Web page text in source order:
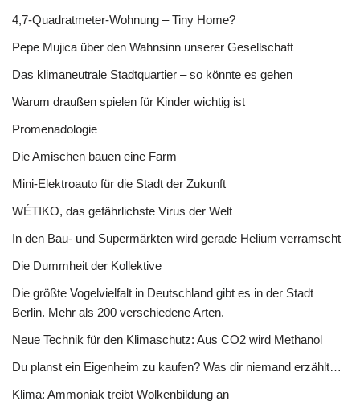
4,7-Quadratmeter-Wohnung – Tiny Home?
Pepe Mujica über den Wahnsinn unserer Gesellschaft
Das klimaneutrale Stadtquartier – so könnte es gehen
Warum draußen spielen für Kinder wichtig ist
Promenadologie
Die Amischen bauen eine Farm
Mini-Elektroauto für die Stadt der Zukunft
WÉTIKO, das gefährlichste Virus der Welt
In den Bau- und Supermärkten wird gerade Helium verramscht
Die Dummheit der Kollektive
Die größte Vogelvielfalt in Deutschland gibt es in der Stadt
Berlin. Mehr als 200 verschiedene Arten.
Neue Technik für den Klimaschutz: Aus CO2 wird Methanol
Du planst ein Eigenheim zu kaufen? Was dir niemand erzählt…
Klima: Ammoniak treibt Wolkenbildung an